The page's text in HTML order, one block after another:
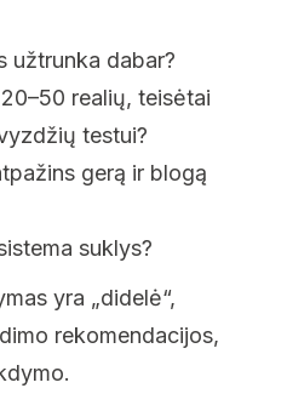
užtrunka dabar?
realių, teisėtai
testui?
gerą ir blogą
suklys?
yra „didelė“,
rekomendacijos,